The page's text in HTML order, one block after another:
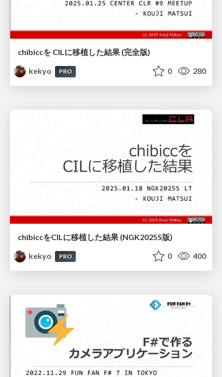
chibiccを CILに移植した結果 (完全版)
kekyo
PRO 0 280
chibiccをCILに移植した結果 (NGK2025S版)
kekyo
PRO 0 400